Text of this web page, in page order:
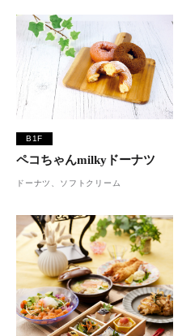
B1F
ペコちゃんmilkyドーナツ
ドーナツ、ソフトクリーム